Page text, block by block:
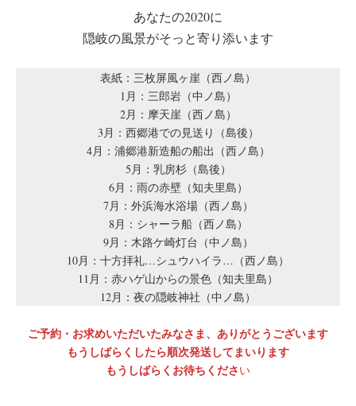
あなたの2020に
隠岐の風景がそっと寄り添います
表紙：三枚屏風ヶ崖（西ノ島）
1月：三郎岩（中ノ島）
2月：摩天崖（西ノ島）
3月：西郷港での見送り（島後）
4月：浦郷港新造船の船出（西ノ島）
5月：乳房杉（島後）
6月：雨の赤壁（知夫里島）
7月：外浜海水浴場（西ノ島）
8月：シャーラ船（西ノ島）
9月：木路ケ崎灯台（中ノ島）
10月：十方拝礼…シュウハイラ…（西ノ島）
11月：赤ハゲ山からの景色（知夫里島）
12月：夜の隠岐神社（中ノ島）
ご予約・お求めいただいたみなさま、ありがとうございます
もうしばらくしたら順次発送してまいります
もうしばらくお待ちください